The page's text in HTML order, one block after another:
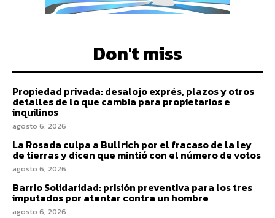
Don't miss
Propiedad privada: desalojo exprés, plazos y otros
detalles de lo que cambia para propietarios e
inquilinos
agosto 6, 2026
La Rosada culpa a Bullrich por el fracaso de la ley
de tierras y dicen que mintió con el número de votos
agosto 6, 2026
Barrio Solidaridad: prisión preventiva para los tres
imputados por atentar contra un hombre
agosto 6, 2026